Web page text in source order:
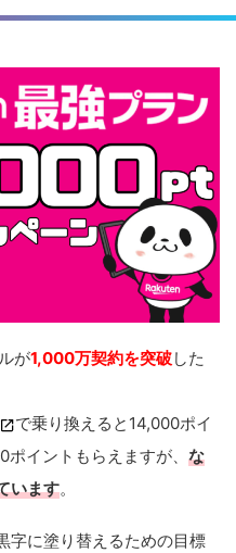
が1,000万契約を突破した
で乗り換えると14,000ポイ
イントもらえますが、 な
います。
字に塗り替えるための目標